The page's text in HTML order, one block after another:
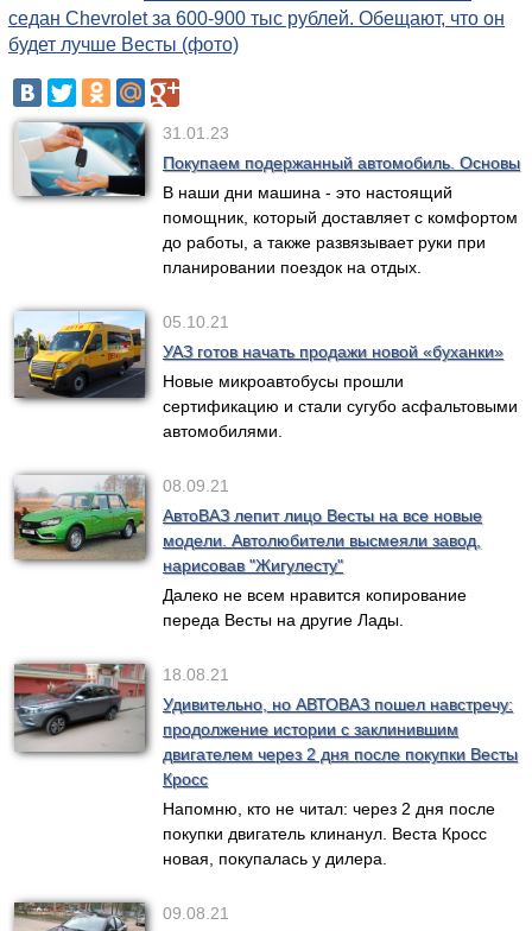
седан Chevrolet за 600-900 тыс рублей. Обещают, что он
будет лучше Весты (фото)
31.01.23
Покупаем подержанный автомобиль. Основы
В наши дни машина - это настоящий
помощник, который доставляет с комфортом
до работы, а также развязывает руки при
планировании поездок на отдых.
05.10.21
УАЗ готов начать продажи новой «буханки»
Новые микроавтобусы прошли
сертификацию и стали сугубо асфальтовыми
автомобилями.
08.09.21
АвтоВАЗ лепит лицо Весты на все новые
модели. Автолюбители высмеяли завод,
нарисовав "Жигулесту"
Далеко не всем нравится копирование
переда Весты на другие Лады.
18.08.21
Удивительно, но АВТОВАЗ пошел навстречу:
продолжение истории с заклинившим
двигателем через 2 дня после покупки Весты
Кросс
Напомню, кто не читал: через 2 дня после
покупки двигатель клинанул. Веста Кросс
новая, покупалась у дилера.
09.08.21